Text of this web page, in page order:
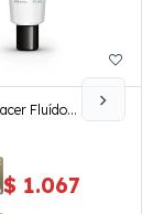
Fluído
Ml.
$ 1.067